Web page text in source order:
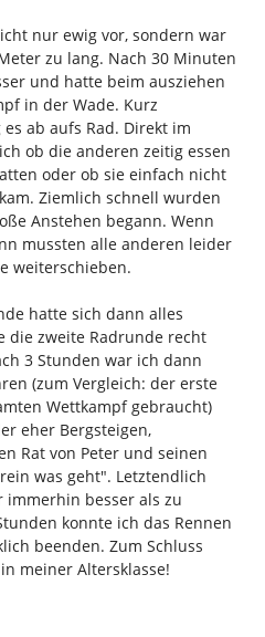
nur ewig vor, sondern war
zu lang. Nach 30 Minuten
und hatte beim ausziehen
in der Wade. Kurz
ab aufs Rad. Direkt im
ob die anderen zeitig essen
oder ob sie einfach nicht
Ziemlich schnell wurden
Anstehen begann. Wenn
mussten alle anderen leider
weiterschieben.
hatte sich dann alles
die zweite Radrunde recht
3 Stunden war ich dann
(zum Vergleich: der erste
Wettkampf gebraucht)
eher Bergsteigen,
Rat von Peter und seinen
was geht". Letztendlich
immerhin besser als zu
konnte ich das Rennen
beenden. Zum Schluss
meiner Altersklasse!